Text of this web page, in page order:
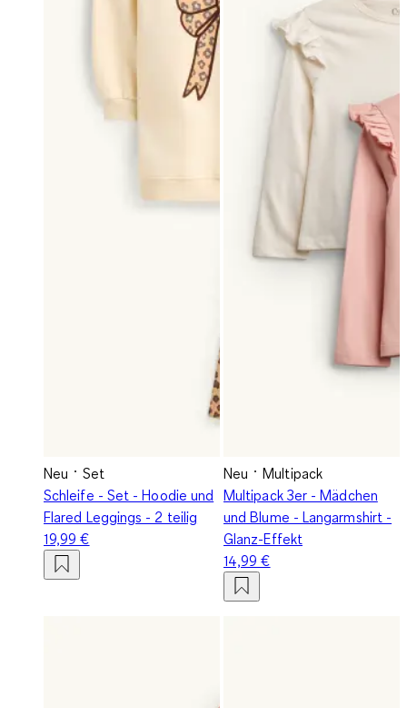
Neu
Set
Schleife - Set - Hoodie und
Flared Leggings - 2 teilig
19,99 €
Neu
Multipack
Multipack 3er - Mädchen
und Blume - Langarmshirt -
Glanz-Effekt
14,99 €